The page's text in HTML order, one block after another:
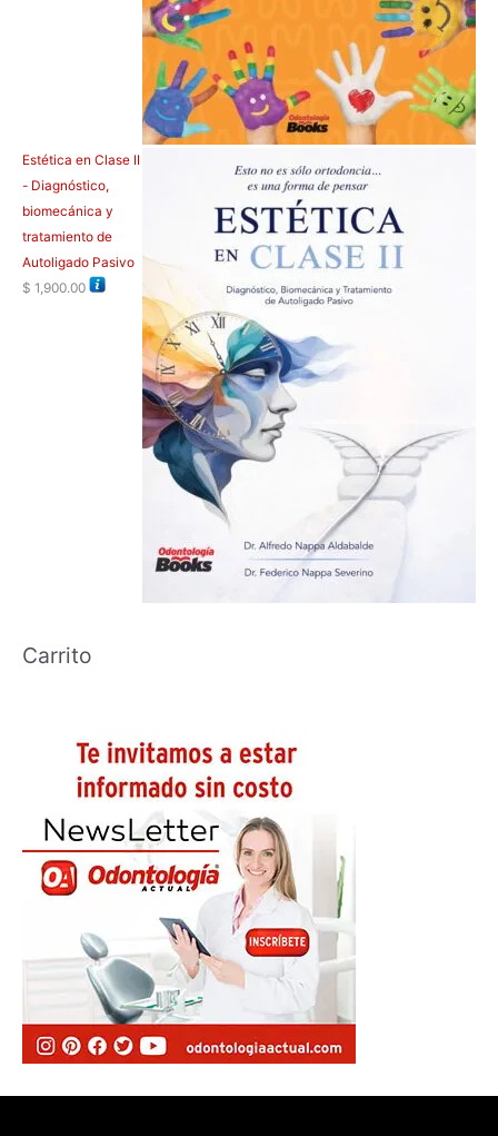
Estética en Clase II
- Diagnóstico,
biomecánica y
tratamiento de
Autoligado Pasivo
$ 1,900.00
Carrito